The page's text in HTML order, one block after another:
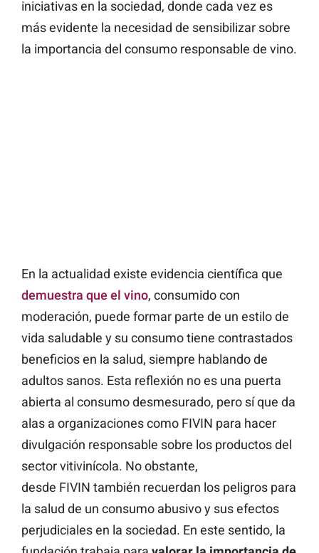
iniciativas en la sociedad, donde cada vez es
más evidente la necesidad de sensibilizar sobre
la importancia del consumo responsable de vino.
En la actualidad existe evidencia científica que
demuestra que el vino, consumido con
moderación, puede formar parte de un estilo de
vida saludable y su consumo tiene contrastados
beneficios en la salud, siempre hablando de
adultos sanos. Esta reflexión no es una puerta
abierta al consumo desmesurado, pero sí que da
alas a organizaciones como FIVIN para hacer
divulgación responsable sobre los productos del
sector vitivinícola. No obstante,
desde FIVIN también recuerdan los peligros para
la salud de un consumo abusivo y sus efectos
perjudiciales en la sociedad. En este sentido, la